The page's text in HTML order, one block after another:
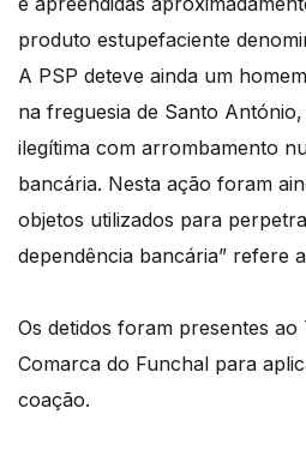
produto estupefaciente
A PSP deteve ainda um
na freguesia de Santo
ilegítima com arrombamento
bancária. Nesta ação foram
objetos utilizados para
dependência bancária” refere
Os detidos foram presentes
Comarca do Funchal para
coação.